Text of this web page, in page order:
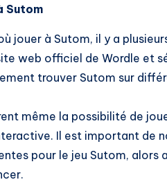
Sutom
jouer à Sutom, il y a
web officiel de Wordle et
trouver Sutom sur
même la possibilité de
Il est important de
pour le jeu Sutom,